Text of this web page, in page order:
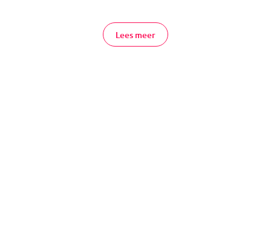
bang te zijn! De lampjes hebben verschillende standen, zodat je
het licht ook iets minder fel kan zetten om lekker bij in slaap te
Lees meer